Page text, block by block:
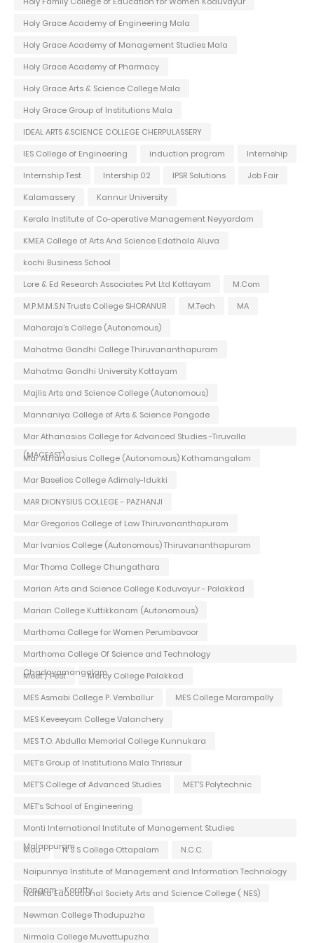
Holy Grace Academy of Engineering Mala
Holy Grace Academy of Management Studies Mala
Holy Grace Academy of Pharmacy
Holy Grace Arts & Science College Mala
Holy Grace Group of Institutions Mala
IDEAL ARTS &SCIENCE COLLEGE CHERPULASSERY
IES College of Engineering
induction program
Internship
Internship Test
Intership 02 IPSR Solutions
Job Fair
Kalamassery
Kannur University
Kerala Institute of Co-operative Management Neyyardam
KMEA College of Arts And Science Edathala Aluva
kochi Business School
Lore & Ed Research Associates Pvt Ltd Kottayam
M.Com
M.P.M.M.S.N Trusts College SHORANUR
M.Tech
MA
Maharaja's College (Autonomous)
Mahatma Gandhi College Thiruvananthapuram
Mahatma Gandhi University Kottayam
Majlis Arts and Science College (Autonomous)
Mannaniya College of Arts & Science Pangode
Mar Athanasios College for Advanced Studies -Tiruvalla
(MACFAST)
Mar Athanasius College (Autonomous) Kothamangalam
Mar Baselios College Adimaly-Idukki
MAR DIONYSIUS COLLEGE - PAZHANJI
Mar Gregorios College of Law Thiruvananthapuram
Mar Ivanios College (Autonomous) Thiruvananthapuram
Mar Thoma College Chungathara
Marian Arts and Science College Koduvayur - Palakkad
Marian College Kuttikkanam (Autonomous)
Marthoma College for Women Perumbavoor
Marthoma College Of Science and Technology
Chadayamangalam
Meet / Fest
Mercy College Palakkad
MES Asmabi College P. Vemballur
MES College Marampally
MES Keveeyam College Valanchery
MES T.O. Abdulla Memorial College Kunnukara
MET's Group of Institutions Mala Thrissur
MET'S College of Advanced Studies
MET'S Polytechnic
MET's School of Engineering
Monti International Institute of Management Studies
Malappuram
Mou N S S College Ottapalam
N.C.C.
Naipunnya Institute of Management and Information Technology
Pongam - Koratty
Nattika Educational Society Arts and Science College ( NES)
Newman College Thodupuzha
Nirmala College Muvattupuzha